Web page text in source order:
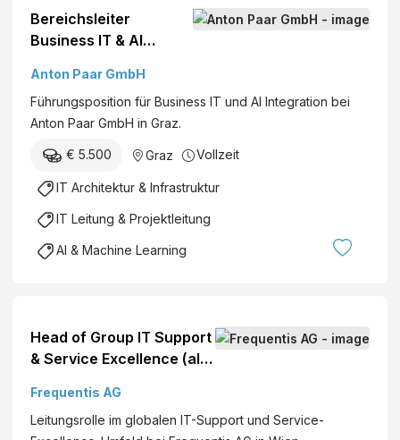
&
M
r
k
e
a
d
e
)
n
L
n
e
m
&
G
Bereichsleiter
Business IT & AI
Anton Paar GmbH
Führungsposition für Business IT und AI Integration bei
Anton Paar GmbH in Graz.
€ 5.500 Graz Vollzeit
IT Architektur & Infrastruktur
IT Leitung & Projektleitung
AI & Machine Learning
Head of Group IT Support
& Service Excellence (all
Frequentis AG
Leitungsrolle im globalen IT-Support und Service-